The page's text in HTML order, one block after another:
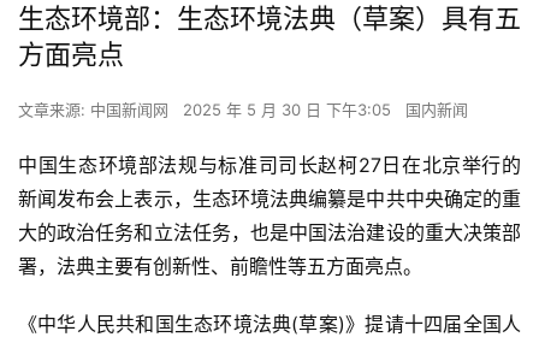
生态环境部：生态环境法典（草案）具有五
方面亮点
文章来源: 中国新闻网 2025 年 5 月 30 日 下午3:05 国内新闻
中国生态环境部法规与标准司司长赵柯27日在北京举行的
新闻发布会上表示，生态环境法典编纂是中共中央确定的重
大的政治任务和立法任务，也是中国法治建设的重大决策部
署，法典主要有创新性、前瞻性等五方面亮点。
《中华人民共和国生态环境法典(草案)》提请十四届全国人